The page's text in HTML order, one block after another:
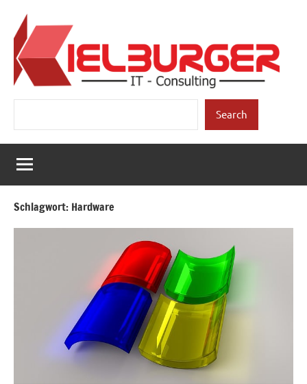
Inhalt
springen
Kielburger
IT-
Consulting
Search
Schlagwort: Hardware